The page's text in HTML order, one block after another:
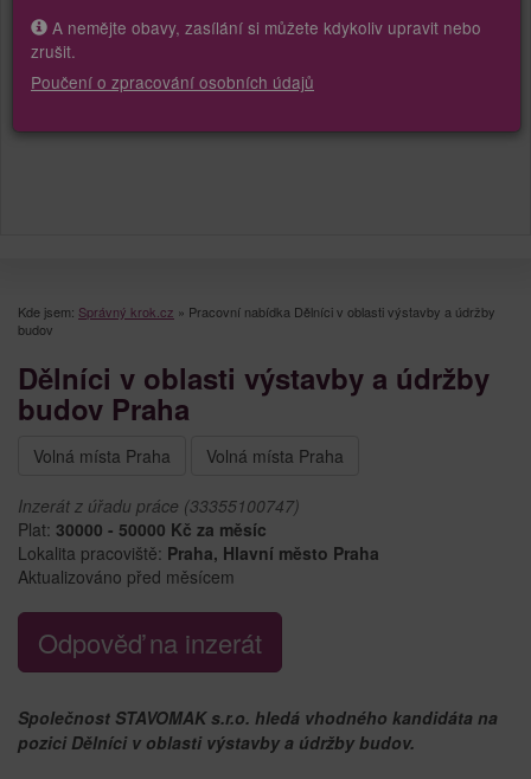
Kde jsem: Správný krok.cz » Pracovní nabídka Dělníci v oblasti výstavby a údržby
budov
Dělníci v oblasti výstavby a údržby
budov Praha
Volná místa Praha Volná místa Praha
Inzerát z úřadu práce (33355100747)
Plat: 30000 - 50000 Kč za měsíc
Lokalita pracoviště: Praha, Hlavní město Praha
Aktualizováno před měsícem
Odpověď na inzerát
Společnost STAVOMAK s.r.o. hledá vhodného kandidáta na
pozici Dělníci v oblasti výstavby a údržby budov.
A nemějte obavy, zasílání si můžete kdykoliv upravit nebo
zrušit.
Poučení o zpracování osobních údajů